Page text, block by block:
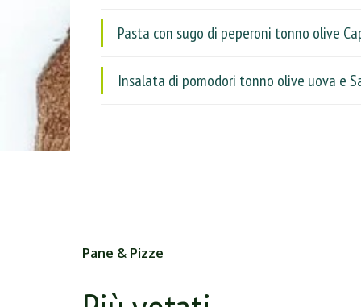
Pasta con sugo di peperoni tonno olive
Insalata di pomodori tonno olive uova e
Pane & Pizze